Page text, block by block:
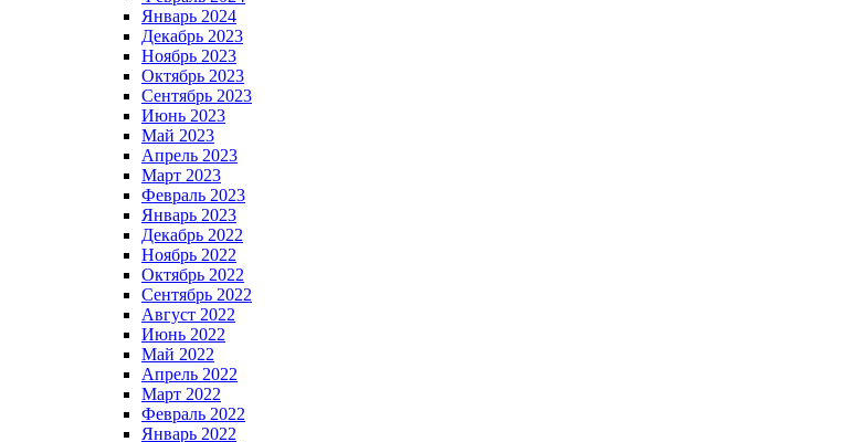
Январь 2024
Декабрь 2023
Ноябрь 2023
Октябрь 2023
Сентябрь 2023
Июнь 2023
Май 2023
Апрель 2023
Март 2023
Февраль 2023
Январь 2023
Декабрь 2022
Ноябрь 2022
Октябрь 2022
Сентябрь 2022
Август 2022
Июнь 2022
Май 2022
Апрель 2022
Март 2022
Февраль 2022
Январь 2022